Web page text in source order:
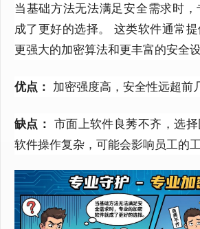
当基础方法无法满足安全需求时
成了更好的选择。 这类软件通常
更强大的加密算法和更丰富的安全设
优点： 加密强度高，安全性远超前
缺点： 市面上软件良莠不齐，选
软件操作复杂，可能会影响员工的